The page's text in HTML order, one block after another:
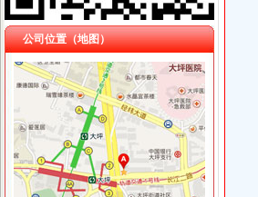
公司位置（地图）